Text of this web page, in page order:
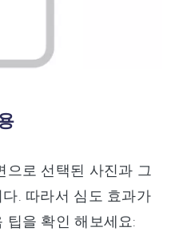
으로 선택된 사진과 그
. 따라서 심도 효과가
팁을 확인 해보세요: